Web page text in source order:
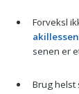
Forveksl
senen er
Brug helst